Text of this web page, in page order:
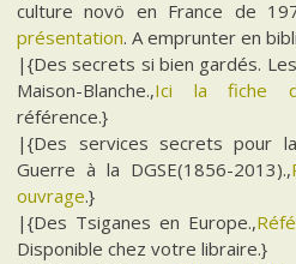
culture novö en France de
présentation. A emprunter en
|{Des secrets si bien gardés.
Maison-Blanche.,Ici la fiche
référence.}
|{Des services secrets pour
Guerre à la DGSE(1856-2013).,
ouvrage.}
|{Des Tsiganes en Europe.,
Disponible chez votre libraire.}